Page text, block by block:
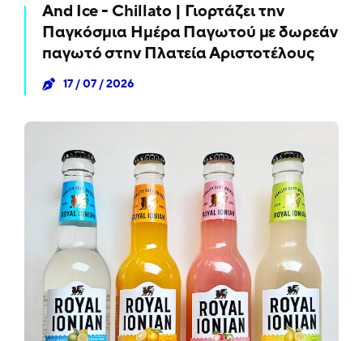
And Ice - Chillato | Γιορτάζει την
Παγκόσμια Ημέρα Παγωτού με δωρεάν
παγωτό στην Πλατεία Αριστοτέλους
17 / 07 / 2026